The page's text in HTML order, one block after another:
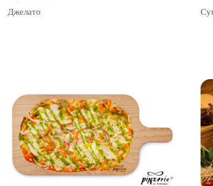
Джелато